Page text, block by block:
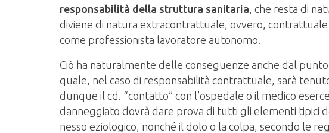
responsabilità della struttura sanitaria , che resta di
diviene di natura extracontrattuale, ovvero,
come professionista lavoratore autonomo.
Ciò ha naturalmente delle conseguenze anche dal
quale, nel caso di responsabilità contrattuale, sarà
dunque il cd. “contatto” con l’ospedale o il medico
danneggiato dovrà dare prova di tutti gli elementi tipici
nesso eziologico, nonché il dolo o la colpa, secondo le